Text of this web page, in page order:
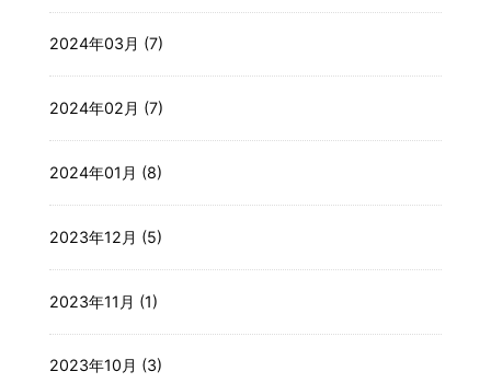
2024年03月 (7)
2024年02月 (7)
2024年01月 (8)
2023年12月 (5)
2023年11月 (1)
2023年10月 (3)